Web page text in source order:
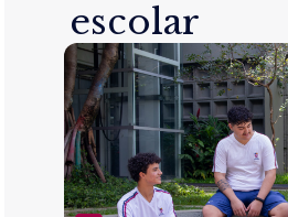
escolar